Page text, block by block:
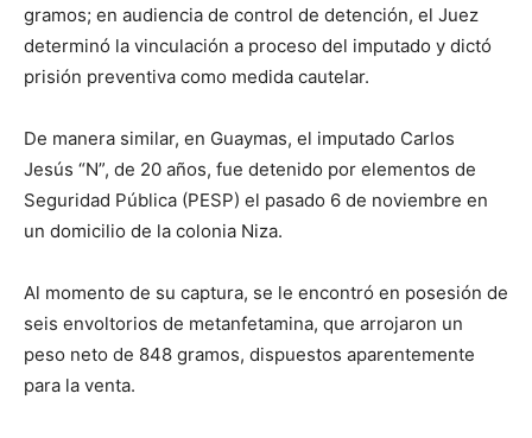
gramos; en audiencia de control de detención, el Juez
determinó la vinculación a proceso del imputado y dictó
prisión preventiva como medida cautelar.
De manera similar, en Guaymas, el imputado Carlos
Jesús “N”, de 20 años, fue detenido por elementos de
Seguridad Pública (PESP) el pasado 6 de noviembre en
un domicilio de la colonia Niza.
Al momento de su captura, se le encontró en posesión de
seis envoltorios de metanfetamina, que arrojaron un
peso neto de 848 gramos, dispuestos aparentemente
para la venta.